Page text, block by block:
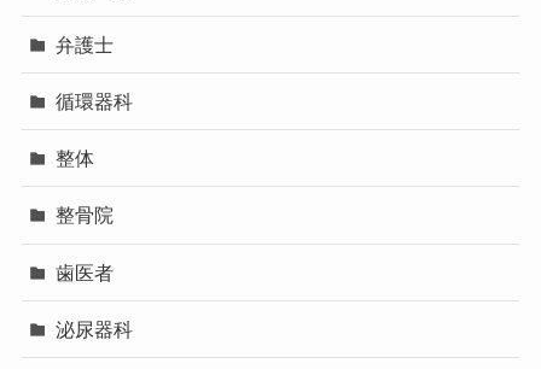
弁護士
循環器科
整体
整骨院
歯医者
泌尿器科